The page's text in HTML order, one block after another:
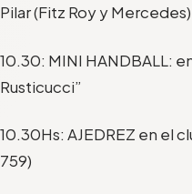
Pilar (Fitz Roy y Mercedes)
10.30: MINI HANDBALL:
Rusticucci”
10.30Hs: AJEDREZ en el
759)